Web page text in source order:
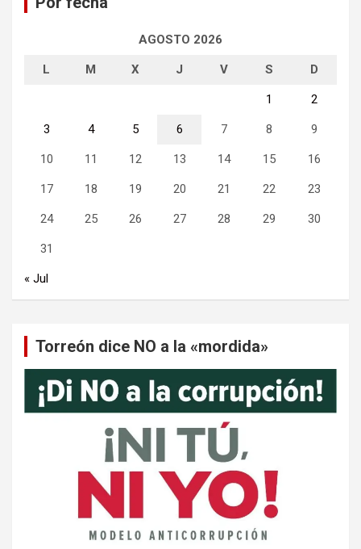
AGOSTO 2026
L M X J V S D
1 2
3 4 5 6 7 8 9
10 11 12 13 14 15 16
17 18 19 20 21 22 23
24 25 26 27 28 29 30
31
« Jul
Torreón dice NO a la «mordida»